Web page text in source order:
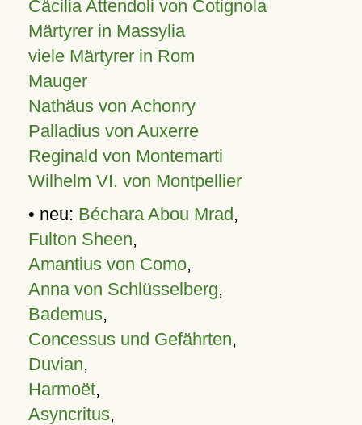
Cäcilia Attendoli von Cotignola
Märtyrer in Massylia
viele Märtyrer in Rom
Mauger
Nathäus von Achonry
Palladius von Auxerre
Reginald von Montemarti
Wilhelm VI. von Montpellier
• neu: Béchara Abou Mrad,
Fulton Sheen,
Amantius von Como,
Anna von Schlüsselberg,
Bademus,
Concessus und Gefährten,
Duvian,
Harmoët,
Asyncritus,